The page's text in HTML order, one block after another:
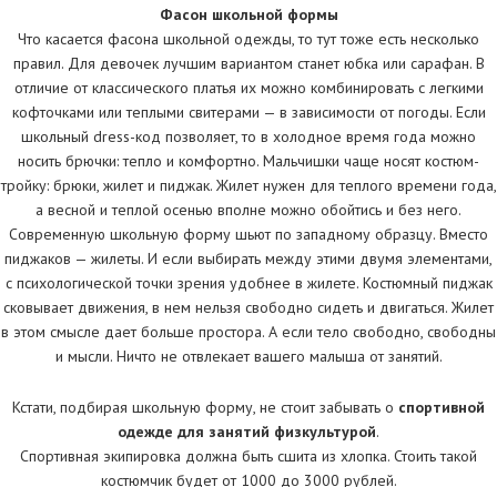
Фасон школьной формы
Что касается фасона школьной одежды, то тут тоже есть несколько
правил. Для девочек лучшим вариантом станет юбка или сарафан. В
отличие от классического платья их можно комбинировать с легкими
кофточками или теплыми свитерами — в зависимости от погоды. Если
школьный dress-код позволяет, то в холодное время года можно
носить брючки: тепло и комфортно. Мальчишки чаще носят костюм-
тройку: брюки, жилет и пиджак. Жилет нужен для теплого времени года,
а весной и теплой осенью вполне можно обойтись и без него.
Современную школьную форму шьют по западному образцу. Вместо
пиджаков — жилеты. И если выбирать между этими двумя элементами,
с психологической точки зрения удобнее в жилете. Костюмный пиджак
сковывает движения, в нем нельзя свободно сидеть и двигаться. Жилет
в этом смысле дает больше простора. А если тело свободно, свободны
и мысли. Ничто не отвлекает вашего малыша от занятий.
Кстати, подбирая школьную форму, не стоит забывать о спортивной
одежде для занятий физкультурой.
Спортивная экипировка должна быть сшита из хлопка. Стоить такой
костюмчик будет от 1000 до 3000 рублей.